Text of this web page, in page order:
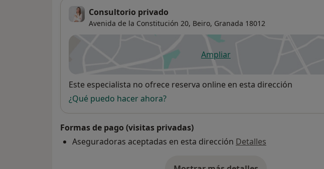
Consultorio privado
Avenida de la Constitución 20, Beiro, Granada 18012
Ampliarse abre en una nueva pestaña
Disponibilidad
Este especialista no ofrece reserva online en esta dirección
¿Qué puedo hacer ahora?
Formas de pago (visitas privadas)
Aseguradoras aceptadas en esta dirección Detalles